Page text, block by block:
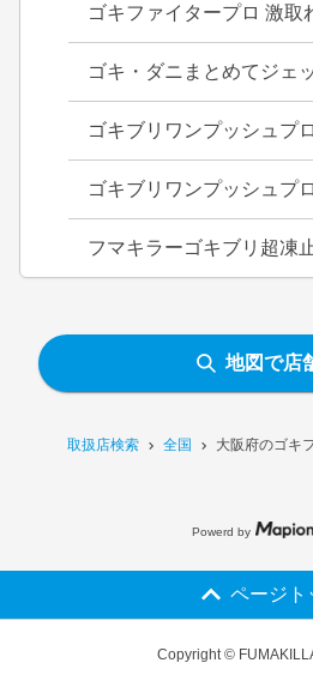
取扱店検索 全国 大阪府のゴキ
ゴキファイタープロ 激取
ゴキ・ダニまとめてジェ
ゴキブリワンプッシュプ
ゴキブリワンプッシュプ
フマキラーゴキブリ超凍
地図で店
Powerd by
ページト
Copyright ©